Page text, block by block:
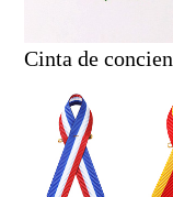
Cinta de